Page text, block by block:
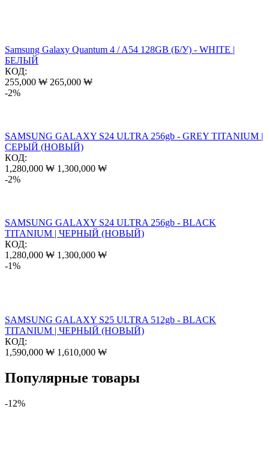
Samsung Galaxy Quantum 4 / A54 128GB (Б/У) - WHITE |
БЕЛЫЙ
КОД:
255,000 ₩ 265,000 ₩
-2%
SAMSUNG GALAXY S24 ULTRA 256gb - GREY TITANIUM |
СЕРЫЙ (НОВЫЙ)
КОД:
1,280,000 ₩ 1,300,000 ₩
-2%
SAMSUNG GALAXY S24 ULTRA 256gb - BLACK
TITANIUM | ЧЕРНЫЙ (НОВЫЙ)
КОД:
1,280,000 ₩ 1,300,000 ₩
-1%
SAMSUNG GALAXY S25 ULTRA 512gb - BLACK
TITANIUM | ЧЕРНЫЙ (НОВЫЙ)
КОД:
1,590,000 ₩ 1,610,000 ₩
Популярные товары
-12%